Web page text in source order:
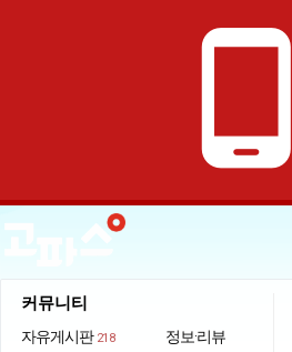
phone_android
커뮤니티
자유게시판 218
정보·리뷰